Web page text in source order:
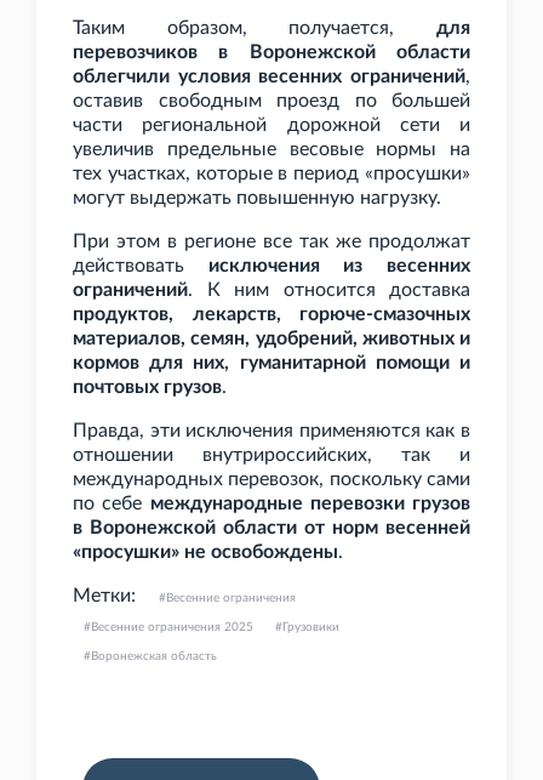
Таким образом, получается, для
перевозчиков в Воронежской области
облегчили условия весенних ограничений,
оставив свободным проезд по большей
части региональной дорожной сети и
увеличив предельные весовые нормы на
тех участках, которые в период «просушки»
могут выдержать повышенную нагрузку.
При этом в регионе все так же продолжат
действовать исключения из весенних
ограничений. К ним относится доставка
продуктов, лекарств, горюче-смазочных
материалов, семян, удобрений, животных и
кормов для них, гуманитарной помощи и
почтовых грузов.
Правда, эти исключения применяются как в
отношении внутрироссийских, так и
международных перевозок, поскольку сами
по себе международные перевозки грузов
в Воронежской области от норм весенней
«просушки» не освобождены.
Метки: Весенние ограничения
Весенние ограничения 2025 Грузовики
Воронежская область